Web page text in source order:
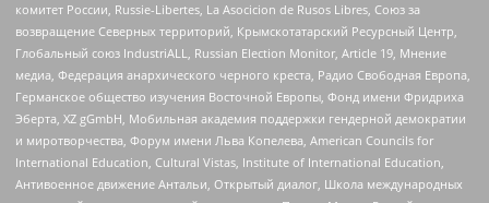
комитет России, Russie-Libertes, La Asocicion de Rusos Libres, Союз за
возвращение Северных территорий, Крымскотатарский Ресурсный Центр,
Глобальный союз IndustriALL, Russian Election Monitor, Article 19, Мнение
медиа, Федерация анархического черного креста, Радио Свободная Европа,
Германское общество изучения Восточной Европы, Фонд имени Фридриха
Эберта, XZ gGmbH, Мобильная академия поддержки гендерной демократии
и миротворчества, Форум имени Льва Копелева, American Councils for
International Education, Cultural Vistas, Institute of International Education,
Антивоенное движение Антальи, Открытый диалог, Школа международных